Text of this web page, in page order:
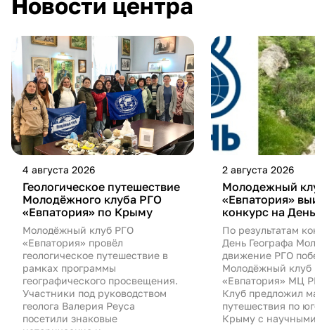
Новости центра
4 августа 2026
Геологическое путешествие
Молодёжного клуба РГО
«Евпатория» по Крыму
Молодёжный клуб РГО
«Евпатория» провёл
геологическое путешествие в
рамках программы
географического просвещения.
Участники под руководством
геолога Валерия Реуса
посетили знаковые
2 августа 2026
Молодежный
«Евпатория»
конкурс на
По результатам
День Географа
движение РГО
Молодёжный клуб
«Евпатория» МЦ
Клуб предложил
путешествия по
Крыму с